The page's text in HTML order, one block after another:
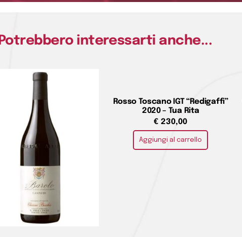
Potrebbero interessarti anche...
Rosso Toscano IGT “Redigaffi”
2020 – Tua Rita
€ 230,00
Aggiungi al carrello